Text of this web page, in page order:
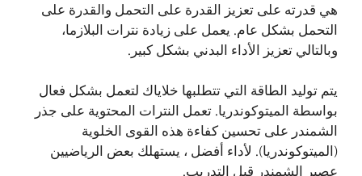
هي قدرته على تعزيز القدرة على التحمل والقدرة على
التحمل بشكل عام. يعمل على زيادة نترات البلازما،
وبالتالي تعزيز الأداء البدني بشكل كبير.
يتم توليد الطاقة التي تتطلبها خلاياك لتعمل بشكل فعال
بواسطة الميتوكوندريا. تعمل النترات المحتوية على جذر
الشمندر على تحسين كفاءة هذه القوى الخلوية
(الميتوكوندريا). لأداء أفضل ، يستهلك بعض الرياضيين
عصير الشمندر قبل التدريب.